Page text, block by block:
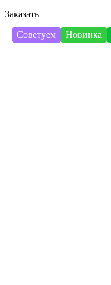
Заказать
Советуем
Новинка